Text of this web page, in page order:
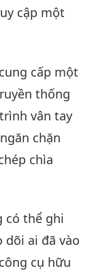
cập một
cấp một
thống
vân tay
chặn
chìa
có thể ghi
dõi ai đã vào
cụ hữu